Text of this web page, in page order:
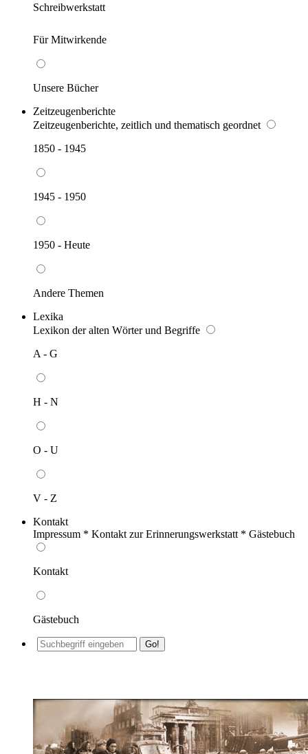
Schreibwerkstatt
Für Mitwirkende
Unsere Bücher
Zeitzeugenberichte
Zeitzeugenberichte, zeitlich und thematisch geordnet
1850 - 1945
1945 - 1950
1950 - Heute
Andere Themen
Lexika
Lexikon der alten Wörter und Begriffe
A - G
H - N
O - U
V - Z
Kontakt
Impressum * Kontakt zur Erinnerungswerkstatt * Gästebuch
Kontakt
Gästebuch